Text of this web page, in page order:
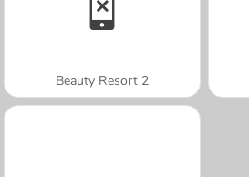
Beauty Resort 2